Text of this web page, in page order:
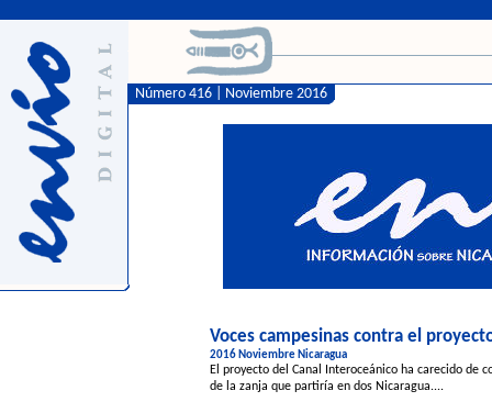
Número 416 | Noviembre 2016
Voces campesinas contra el
2016 Noviembre Nicaragua
El proyecto del Canal Interoceánico ha carecido de
de la zanja que partiría en dos Nicaragua....